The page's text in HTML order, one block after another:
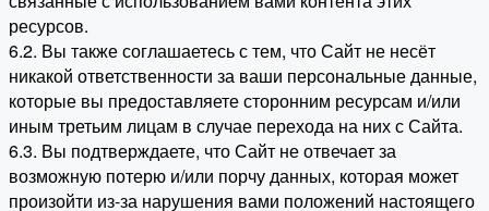
ресурсов.
6.2. Вы также соглашаетесь с тем, что Сайт не несёт
никакой ответственности за ваши персональные данные,
которые вы предоставляете сторонним ресурсам и/или
иным третьим лицам в случае перехода на них с Сайта.
6.3. Вы подтверждаете, что Сайт не отвечает за
возможную потерю и/или порчу данных, которая может
произойти из-за нарушения вами положений настоящего